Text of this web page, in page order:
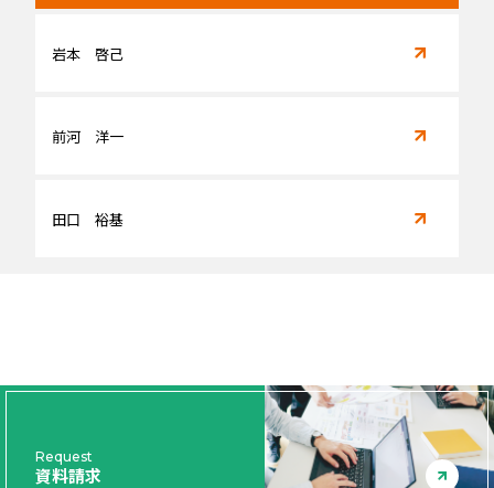
岩本 啓己
前河 洋一
田口 裕基
Request
資料請求